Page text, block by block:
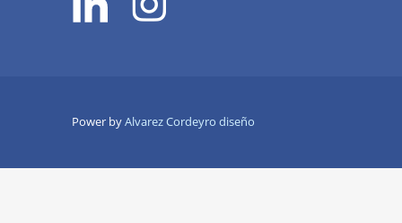
Power byAlvarez Cordeyro diseño